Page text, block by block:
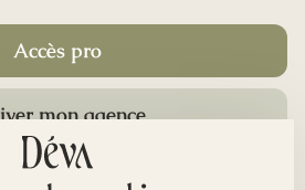
Accès pro
mon agence